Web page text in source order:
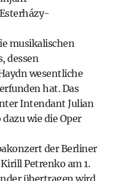
musikalischen
dessen
wesentliche
hat. Das
Intendant Julian
wie die Oper
der Berliner
Petrenko am 1.
übertragen wird